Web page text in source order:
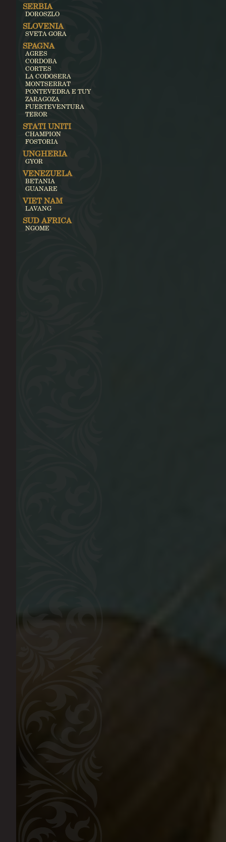
SERBIA
DOROSZLO
SLOVENIA
SVETA GORA
SPAGNA
AGRES
CORDOBA
CORTES
LA CODOSERA
MONTSERRAT
PONTEVEDRA E TUY
ZARAGOZA
FUERTEVENTURA
TEROR
STATI UNITI
CHAMPION
FOSTORIA
UNGHERIA
GYOR
VENEZUELA
BETANIA
GUANARE
VIET NAM
LAVANG
SUD AFRICA
NGOME